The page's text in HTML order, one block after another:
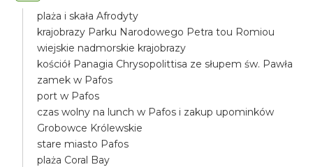
plaża i skała Afrodyty
krajobrazy Parku Narodowego Petra tou Romiou
wiejskie nadmorskie krajobrazy
kościół Panagia Chrysopolittisa ze słupem św. Pawła
zamek w Pafos
port w Pafos
czas wolny na lunch w Pafos i zakup upominków
Grobowce Królewskie
stare miasto Pafos
plaża Coral Bay